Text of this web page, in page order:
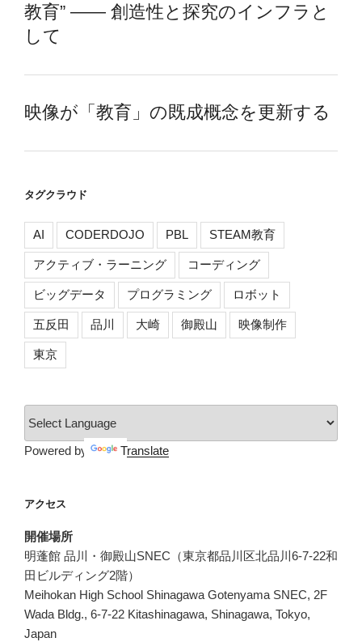
教育” —— 創造性と探究のインフラと
して
映像が「教育」の既成概念を更新する
タグクラウド
AI CODERDOJO PBL STEAM教育
アクティブ・ラーニング コーディング
ビッグデータ プログラミング ロボット
五反田 品川 大崎 御殿山 映像制作
東京
Powered by Translate
アクセス
開催場所
明蓬館 品川・御殿山SNEC（東京都品川区北品川6-7-22和
田ビルディング2階）
Meihokan High School Shinagawa Gotenyama SNEC, 2F
Wada Bldg., 6-7-22 Kitashinagawa, Shinagawa, Tokyo,
Japan